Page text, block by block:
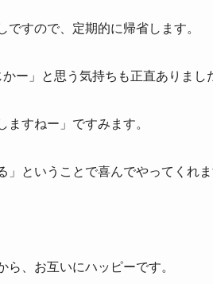
すので、定期的に帰省します。
ー」と思う気持ちも正直ありまし
すねー」ですみます。
ということで喜んでやってくれま
、お互いにハッピーです。